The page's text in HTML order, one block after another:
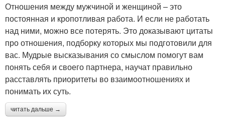
Отношения между мужчиной и женщиной – это
постоянная и кропотливая работа. И если не работать
над ними, можно все потерять. Это доказывают цитаты
про отношения, подборку которых мы подготовили для
вас. Мудрые высказывания со смыслом помогут вам
понять себя и своего партнера, научат правильно
расставлять приоритеты во взаимоотношениях и
понимать их суть.
читать дальше →